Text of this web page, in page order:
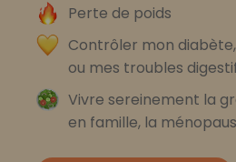
Perte de poids
Contrôler mon
ou mes troubles
Vivre sereinement la
en famille, la